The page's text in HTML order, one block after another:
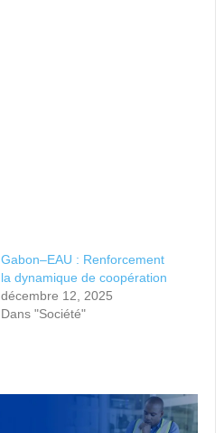
Gabon–EAU : Renforcement
la dynamique de coopération
décembre 12, 2025
Dans "Société"